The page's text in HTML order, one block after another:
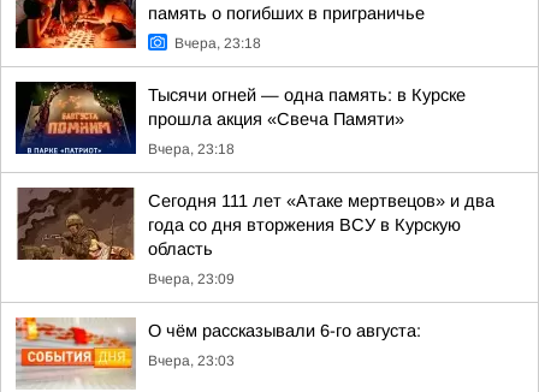
память о погибших в приграничье
Вчера, 23:18
Тысячи огней — одна память: в Курске
прошла акция «Свеча Памяти»
Вчера, 23:18
Сегодня 111 лет «Атаке мертвецов» и два
года со дня вторжения ВСУ в Курскую
область
Вчера, 23:09
О чём рассказывали 6-го августа:
Вчера, 23:03